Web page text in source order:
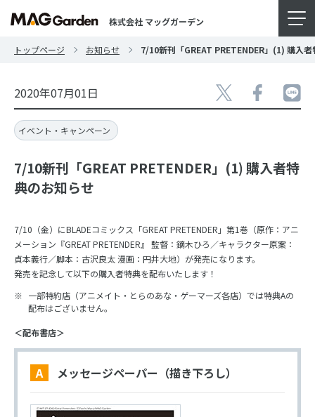
株式会社 マッグガーデン
トップページ お知らせ 7/10新刊「GREAT PRETENDER」(1) 購入
2020年07月01日
イベント・キャンペーン
7/10新刊「GREAT PRETENDER」(1) 購入者特
典のお知らせ
7/10（金）にBLADEコミックス「GREAT PRETENDER」第1巻（原作：アニ
メーション『GREAT PRETENDER』 監督：鏑木ひろ／キャラクター原案：
貞本義行／脚本：古沢良太 漫画：円井大地）が発売になります。
発売を記念して以下の購入者特典を配布いたします！
一部特約店（アニメイト・とらのあな・ゲーマーズ各店）では特典Aの
配布はございません。
＜配布書店＞
A メッセージペーパー（描き下ろし）